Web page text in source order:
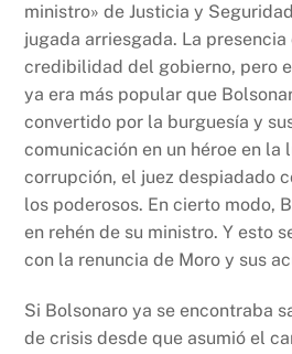
ministro» de Justicia y
jugada arriesgada. La
credibilidad del gobierno, pero
ya era más popular que
convertido por la burguesía y
comunicación en un héroe en la
corrupción, el juez despiadado
los poderosos. En cierto modo,
en rehén de su ministro. Y esto
con la renuncia de Moro y sus
Si Bolsonaro ya se encontraba
de crisis desde que asumió el